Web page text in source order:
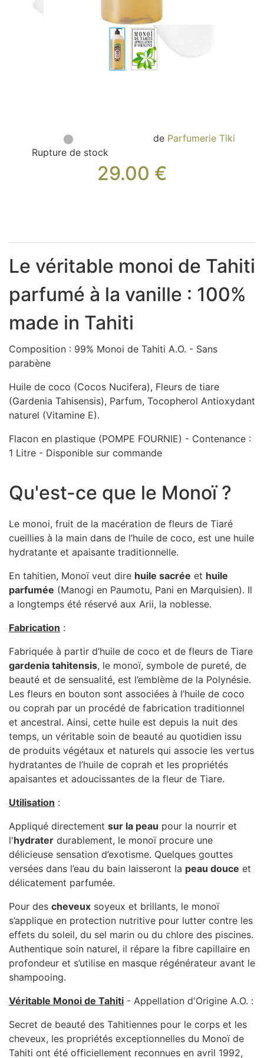
Sacs, Bijoux et Accessoires (33)
Retour et remboursement
Nous contacter
Rupture de stock
de Parfumerie Tiki
29.00 €
Le véritable monoi de Tahiti
parfumé à la vanille : 100%
made in Tahiti
Composition : 99% Monoi de Tahiti A.O. - Sans
parabène
Huile de coco (Cocos Nucifera), Fleurs de tiare
(Gardenia Tahisensis), Parfum, Tocopherol Antioxydant
naturel (Vitamine E).
Flacon en plastique (POMPE FOURNIE) - Contenance :
1 Litre - Disponible sur commande
Qu'est-ce que le Monoï ?
Le monoi, fruit de la macération de fleurs de Tiaré
cueillies à la main dans de l’huile de coco, est une huile
hydratante et apaisante traditionnelle.
En tahitien, Monoï veut dire huile sacrée et huile
parfumée (Manogi en Paumotu, Pani en Marquisien). Il
a longtemps été réservé aux Arii, la noblesse.
Fabrication :
Fabriquée à partir d’huile de coco et de fleurs de Tiare
gardenia tahitensis, le monoï, symbole de pureté, de
beauté et de sensualité, est l’emblème de la Polynésie.
Les fleurs en bouton sont associées à l’huile de coco
ou coprah par un procédé de fabrication traditionnel
et ancestral. Ainsi, cette huile est depuis la nuit des
temps, un véritable soin de beauté au quotidien issu
de produits végétaux et naturels qui associe les vertus
hydratantes de l’huile de coprah et les propriétés
apaisantes et adoucissantes de la fleur de Tiare.
Utilisation :
Appliqué directement sur la peau pour la nourrir et
l'hydrater durablement, le monoï procure une
délicieuse sensation d’exotisme. Quelques gouttes
versées dans l’eau du bain laisseront la peau douce et
délicatement parfumée.
Pour des cheveux soyeux et brillants, le monoï
s’applique en protection nutritive pour lutter contre les
effets du soleil, du sel marin ou du chlore des piscines.
Authentique soin naturel, il répare la fibre capillaire en
profondeur et s’utilise en masque régénérateur avant le
shampooing.
Véritable Monoi de Tahiti - Appellation d'Origine A.O. :
Secret de beauté des Tahitiennes pour le corps et les
cheveux, les propriétés exceptionnelles du Monoï de
Tahiti ont été officiellement reconnues en avril 1992,